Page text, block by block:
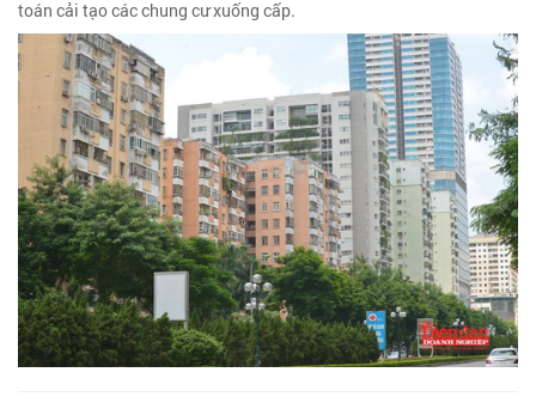
toán cải tạo các chung cư xuống cấp.